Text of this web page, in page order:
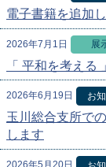
電子書籍を追加
2026年7月1日 展
「 平和を考える 」
2026年6月19日 お
玉川総合支所で
します
2026年5月20日